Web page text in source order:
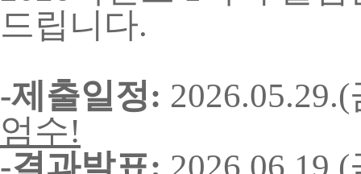
드립니다.
-제출일정:
엄수!
-결과발표: